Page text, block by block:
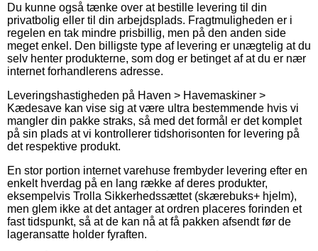
Du kunne også tænke over at bestille levering til din
privatbolig eller til din arbejdsplads. Fragtmuligheden er i
regelen en tak mindre prisbillig, men på den anden side
meget enkel. Den billigste type af levering er unægtelig at du
selv henter produkterne, som dog er betinget af at du er nær
internet forhandlerens adresse.
Leveringshastigheden på Haven > Havemaskiner >
Kædesave kan vise sig at være ultra bestemmende hvis vi
mangler din pakke straks, så med det formål er det komplet
på sin plads at vi kontrollerer tidshorisonten for levering på
det respektive produkt.
En stor portion internet varehuse frembyder levering efter en
enkelt hverdag på en lang række af deres produkter,
eksempelvis Trolla Sikkerhedssættet (skærebuks+ hjelm),
men glem ikke at det antager at ordren placeres forinden et
fast tidspunkt, så at de kan nå at få pakken afsendt før de
lageransatte holder fyraften.